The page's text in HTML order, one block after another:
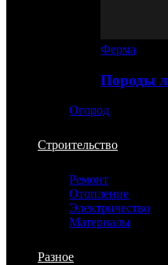
Ферма
Породы
Огород
Строительство
Ремонт
Отопление
Электричество
Материалы
Разное